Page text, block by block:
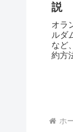
説
オラ
ルダ
など
約方
ホ